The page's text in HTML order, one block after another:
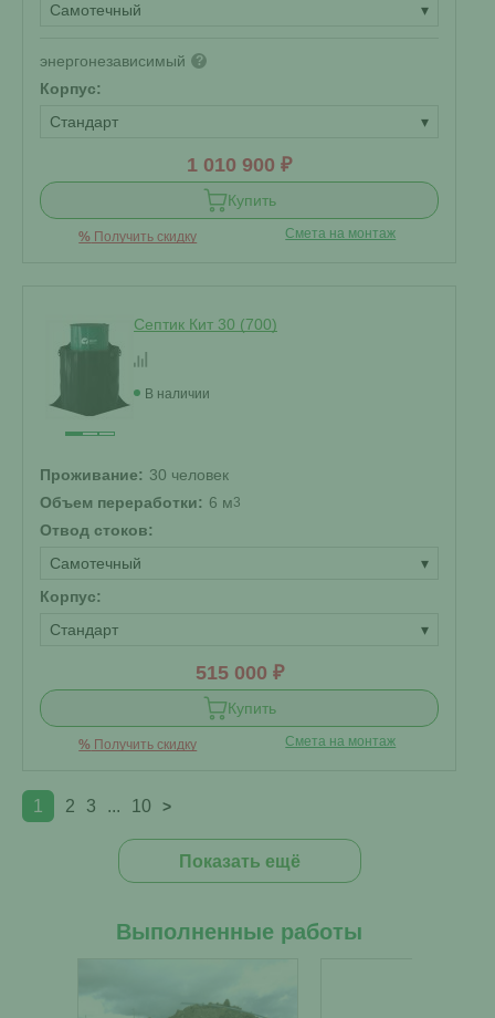
Самотечный
▾
энергонезависимый ?
Корпус:
Стандарт
▾
1 010 900 ₽
Купить
% Получить скидку Смета на монтаж
Септик Кит 30 (700)
В наличии
Проживание: 30 человек
Объем переработки: 6 м3
Отвод стоков:
Самотечный
▾
Корпус:
Стандарт
▾
515 000 ₽
Купить
% Получить скидку Смета на монтаж
1 2 3 ... 10 >
Показать ещё
Выполненные работы